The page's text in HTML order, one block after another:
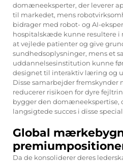
domæneeksperter, der leverer
til markedet, mens
bidrager med robot- og AI-
hospitalskæde kunne resultere i
at vejlede patienter og give
sundhedsoplysninger, mens et
uddannelsesinstitution kunne
designet til interaktiv læring og
Disse samarbejder
reducerer risikoen for dyre
bygger den domæneekspertise,
langsigtede succes i disse
Global
Da de konsoliderer deres